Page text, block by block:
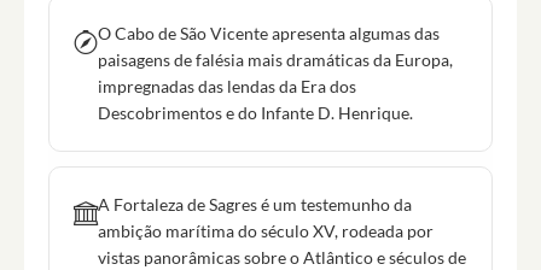
O Cabo de São Vicente apresenta algumas das
paisagens de falésia mais dramáticas da Europa,
impregnadas das lendas da Era dos
Descobrimentos e do Infante D. Henrique.
A Fortaleza de Sagres é um testemunho da
ambição marítima do século XV, rodeada por
vistas panorâmicas sobre o Atlântico e séculos de